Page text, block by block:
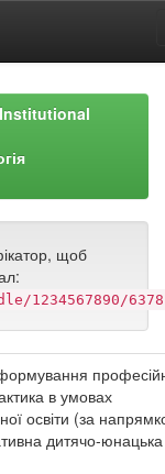
щоб
1234567890/6378
в умовах
освіти (за
дитячо-юнацька